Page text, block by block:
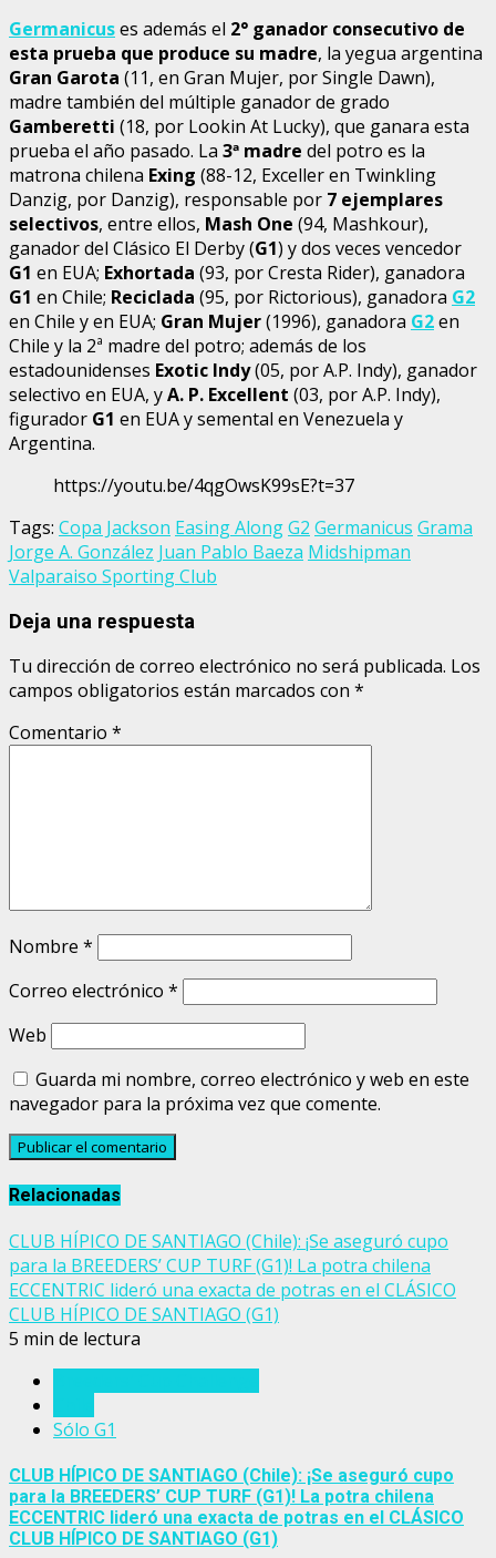
Germanicuses además el 2° ganador consecutivo de
esta prueba que produce su madre, la yegua argentina
Gran Garota (11, en Gran Mujer, por Single Dawn),
madre también del múltiple ganador de grado
Gamberetti (18, por Lookin At Lucky), que ganara esta
prueba el año pasado. La 3ª madre del potro es la
matrona chilena Exing (88-12, Exceller en Twinkling
Danzig, por Danzig), responsable por 7 ejemplares
selectivos, entre ellos, Mash One (94, Mashkour),
ganador del Clásico El Derby (G1) y dos veces vencedor
G1 en EUA; Exhortada (93, por Cresta Rider), ganadora
G1 en Chile; Reciclada (95, por Rictorious), ganadora G2
en Chile y en EUA; Gran Mujer(1996), ganadora G2en
Chile y la 2ª madre del potro; además de los
estadounidenses Exotic Indy(05, por A.P. Indy), ganador
selectivo en EUA, yA. P. Excellent (03, por A.P. Indy),
figurador G1 en EUA y semental en Venezuela y
Argentina.
https://youtu.be/4qgOwsK99sE?t=37
Tags: Copa Jackson Easing AlongG2 Germanicus Grama
Jorge A. González Juan Pablo Baeza Midshipman
Valparaiso Sporting Club
Deja una respuesta
Tu dirección de correo electrónico no será publicada. Los
campos obligatorios están marcados con *
Comentario *
Nombre *
Correo electrónico *
Web
Guarda mi nombre, correo electrónico y web en este
navegador para la próxima vez que comente.
Relacionadas
CLUB HÍPICO DE SANTIAGO (Chile): ¡Se aseguró cupo
para la BREEDERS’ CUP TURF (G1)! La potra chilena
ECCENTRIC lideró una exacta de potras en el CLÁSICO
CLUB HÍPICO DE SANTIAGO (G1)
5 min de lectura
Sólo G1
CLUB HÍPICO DE SANTIAGO (Chile): ¡Se aseguró cupo
para la BREEDERS’ CUP TURF (G1)! La potra chilena
ECCENTRIC lideró una exacta de potras en el CLÁSICO
CLUB HÍPICO DE SANTIAGO (G1)